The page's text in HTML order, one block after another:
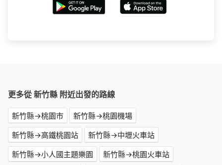
更多從 新竹縣 附近出發的路線
新竹縣→桃園市
新竹縣→桃園機場
新竹縣→高鐵桃園站
新竹縣→中壢火車站
新竹縣→小人國主題樂園
新竹縣→桃園火車站